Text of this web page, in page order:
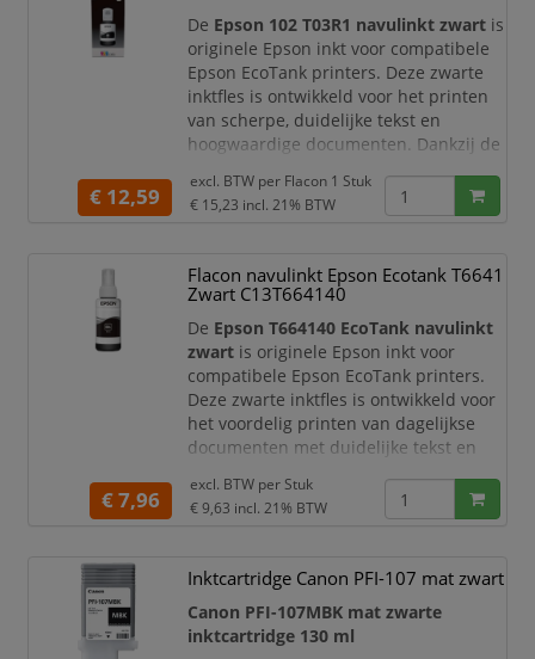
Met de originele Eps
De Epson 102 T03R1 navulinkt zwart is
originele Epson inkt voor compatibele
Epson EcoTank printers. Deze zwarte
inktfles is ontwikkeld voor het printen
van scherpe, duidelijke tekst en
hoogwaardige documenten. Dankzij de
dye-kleureninkten binnen de Epson
102-serie profiteert u van professionele
levendige kleuren.
De Epson 102-serie staat voor
probleemloos
€ 12,59
excl. BTW per Flacon 1 Stuk
€ 15,23 incl. 21% BTW
Flacon navulinkt Epson Ecotank T6641
Zwart C13T664140
De Epson T664140 EcoTank navulinkt
zwart is originele Epson inkt voor
compatibele Epson EcoTank printers.
Deze zwarte inktfles is ontwikkeld voor
het voordelig printen van dagelijkse
documenten met duidelijke tekst en
het EcoTank-systeem kunt u veel
pagina’s printen zonder traditionele
Met deze originele Epson EcoTank-inkt
kunt u uw afdrukkosten eenvoudi
€ 7,96
excl. BTW per Stuk
€ 9,63 incl. 21% BTW
Inktcartridge Canon PFI-107 mat zwart
Canon PFI-107MBK mat zwarte
inktcartridge 130 ml